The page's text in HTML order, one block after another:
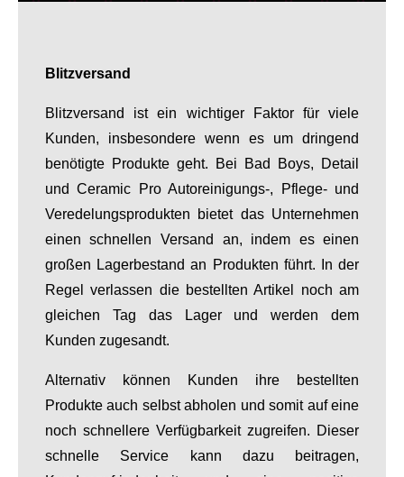
Blitzversand
Blitzversand ist ein wichtiger Faktor für viele
Kunden, insbesondere wenn es um dringend
benötigte Produkte geht. Bei Bad Boys, Detail
und Ceramic Pro Autoreinigungs-, Pflege- und
Veredelungsprodukten bietet das Unternehmen
einen schnellen Versand an, indem es einen
großen Lagerbestand an Produkten führt. In der
Regel verlassen die bestellten Artikel noch am
gleichen Tag das Lager und werden dem
Kunden zugesandt.
Alternativ können Kunden ihre bestellten
Produkte auch selbst abholen und somit auf eine
noch schnellere Verfügbarkeit zugreifen. Dieser
schnelle Service kann dazu beitragen,